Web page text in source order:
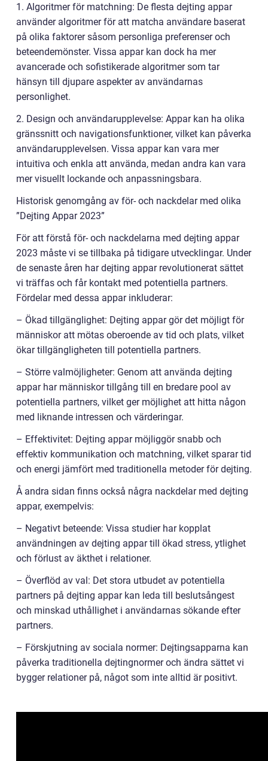
1. Algoritmer för matchning: De flesta dejting appar
använder algoritmer för att matcha användare baserat
på olika faktorer såsom personliga preferenser och
beteendemönster. Vissa appar kan dock ha mer
avancerade och sofistikerade algoritmer som tar
hänsyn till djupare aspekter av användarnas
personlighet.
2. Design och användarupplevelse: Appar kan ha olika
gränssnitt och navigationsfunktioner, vilket kan påverka
användarupplevelsen. Vissa appar kan vara mer
intuitiva och enkla att använda, medan andra kan vara
mer visuellt lockande och anpassningsbara.
Historisk genomgång av för- och nackdelar med olika
”Dejting Appar 2023”
För att förstå för- och nackdelarna med dejting appar
2023 måste vi se tillbaka på tidigare utvecklingar. Under
de senaste åren har dejting appar revolutionerat sättet
vi träffas och får kontakt med potentiella partners.
Fördelar med dessa appar inkluderar:
– Ökad tillgänglighet: Dejting appar gör det möjligt för
människor att mötas oberoende av tid och plats, vilket
ökar tillgängligheten till potentiella partners.
– Större valmöjligheter: Genom att använda dejting
appar har människor tillgång till en bredare pool av
potentiella partners, vilket ger möjlighet att hitta någon
med liknande intressen och värderingar.
– Effektivitet: Dejting appar möjliggör snabb och
effektiv kommunikation och matchning, vilket sparar tid
och energi jämfört med traditionella metoder för dejting.
Å andra sidan finns också några nackdelar med dejting
appar, exempelvis:
– Negativt beteende: Vissa studier har kopplat
användningen av dejting appar till ökad stress, ytlighet
och förlust av äkthet i relationer.
– Överflöd av val: Det stora utbudet av potentiella
partners på dejting appar kan leda till beslutsångest
och minskad uthållighet i användarnas sökande efter
partners.
– Förskjutning av sociala normer: Dejtingsapparna kan
påverka traditionella dejtingnormer och ändra sättet vi
bygger relationer på, något som inte alltid är positivt.